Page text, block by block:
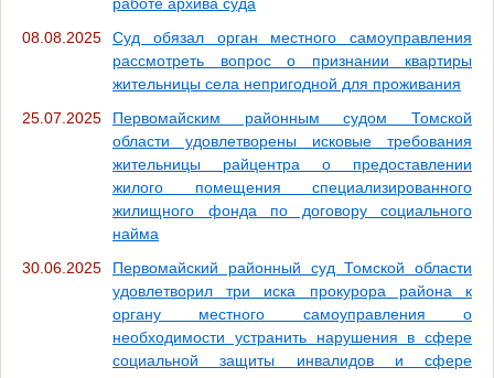
работе архива суда
08.08.2025
Суд обязал орган местного самоуправления
рассмотреть вопрос о признании квартиры
жительницы села непригодной для проживания
25.07.2025
Первомайским районным судом Томской
области удовлетворены исковые требования
жительницы райцентра о предоставлении
жилого помещения специализированного
жилищного фонда по договору социального
найма
30.06.2025
Первомайский районный суд Томской области
удовлетворил три иска прокурора района к
органу местного самоуправления о
необходимости устранить нарушения в сфере
социальной защиты инвалидов и сфере